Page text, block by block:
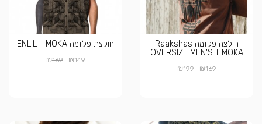
חולצה פלזמה Raakshas
OVERSIZE MEN'S T MOKA
₪169
₪199
חולצת פלזמה ENLIL - MOKA
₪149
₪169